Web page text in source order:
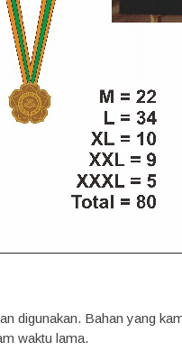
digunakan. Bahan yang
waktu lama.